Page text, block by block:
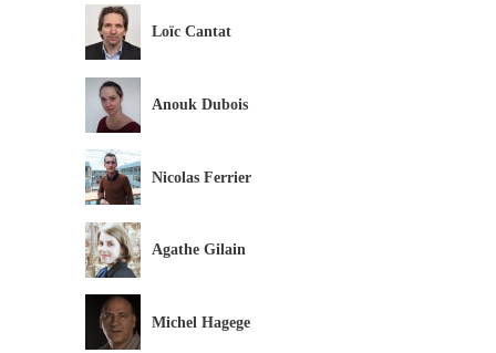
Loïc Cantat
Anouk Dubois
Nicolas Ferrier
Agathe Gilain
Michel Hagege